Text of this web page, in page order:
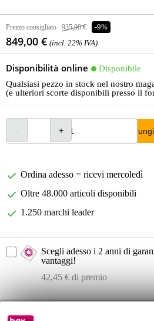
Prezzo consigliato 935,00 € -9%
849,00 € (incl. 22% IVA)
Disponibilità online
Disponibile
Qualsiasi pezzo in stock nel nostro
(e ulteriori scorte disponibili presso il
Ordina adesso = ricevi mercoledì
Oltre 48.000 articoli disponibili
1.250 marchi leader
Scegli adesso i 2 anni di
vantaggi!
42,45 € di premio